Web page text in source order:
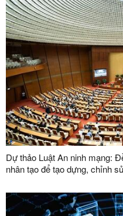
Dự thảo Luật An ninh mạng:
nhân tạo để tạo dựng, chỉnh